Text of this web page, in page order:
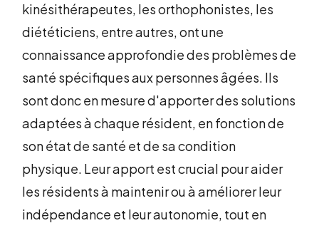
kinésithérapeutes, les orthophonistes, les
diététiciens, entre autres, ont une
connaissance approfondie des problèmes de
santé spécifiques aux personnes âgées. Ils
sont donc en mesure d'apporter des solutions
adaptées à chaque résident, en fonction de
son état de santé et de sa condition
physique. Leur apport est crucial pour aider
les résidents à maintenir ou à améliorer leur
indépendance et leur autonomie, tout en